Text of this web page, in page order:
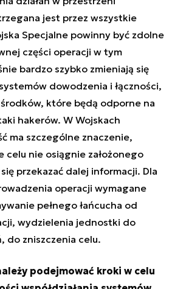
jest przez wszystkie
Specjalne powinny być zdolne
części operacji w tym
bardzo szybko zmieniają się
dowodzenia i łączności,
które będą odporne na
hakerów. W Wojskach
ma szczególne znaczenie,
celu nie osiągnie założonego
przekazać dalej informacji. Dla
operacji wymagane
pełnego łańcucha od
wydzielenia jednostki do
do zniszczenia celu.
podejmować kroki w celu